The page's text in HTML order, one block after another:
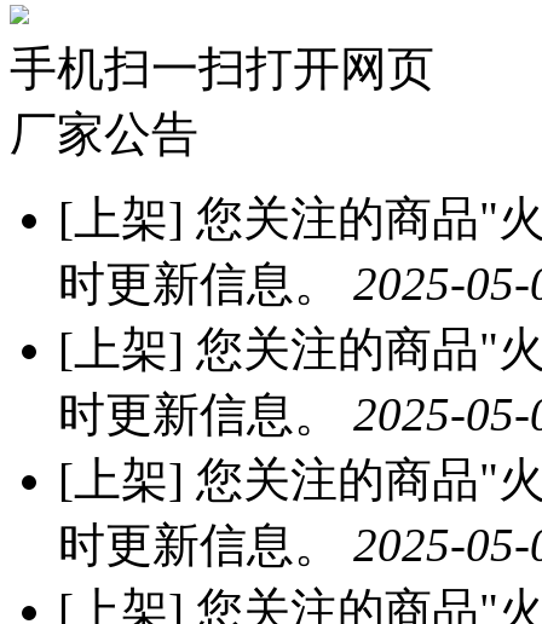
手机扫一扫打开网页
厂家公告
[上架] 您关注的商品"
时更新信息。 2025-
[上架] 您关注的商品"
时更新信息。 2025-
[上架] 您关注的商品"
时更新信息。 2025-
[上架] 您关注的商品"